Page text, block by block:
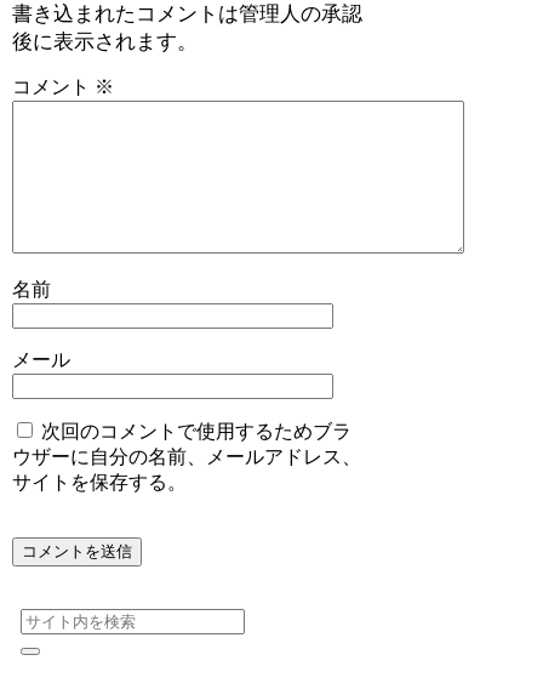
書き込まれたコメントは管理人の承認
後に表示されます。
コメント ※
名前
メール
次回のコメントで使用するためブラ
ウザーに自分の名前、メールアドレス、
サイトを保存する。